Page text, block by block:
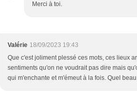
Merci à toi.
Valérie 18/09/2023 19:43
Que c'est joliment plessé ces mots, ces lieux
sentiments qu'on ne voudrait pas dire mais
qui m'enchante et m'émeut à la fois. Quel